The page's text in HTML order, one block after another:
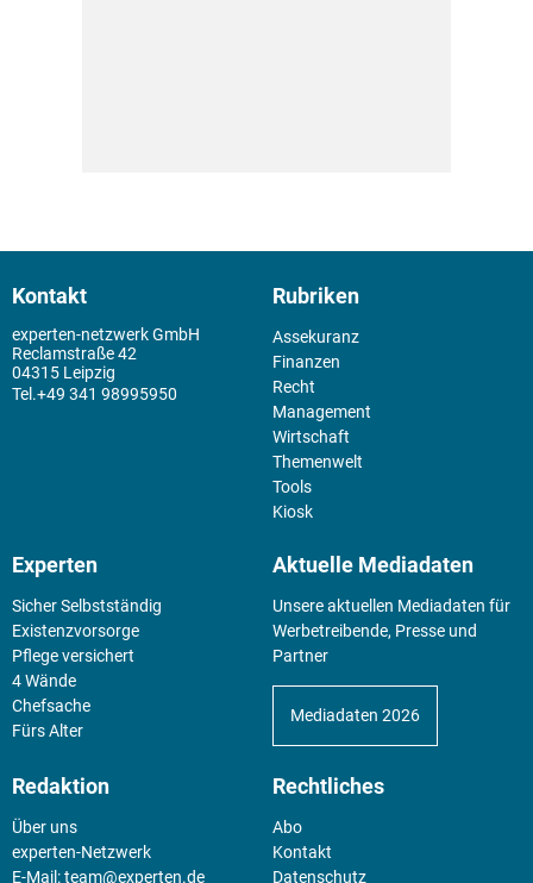
Kontakt
experten-netzwerk GmbH
Reclamstraße 42
04315 Leipzig
+49 341 98995950
Rubriken
Assekuranz
Finanzen
Recht
Management
Wirtschaft
Themenwelt
Tools
Kiosk
Experten
Sicher Selbstständig
Existenz­vorsorge
Pflege versichert
4 Wände
Chefsache
Fürs Alter
Aktuelle Mediadaten
Unsere aktuellen Mediadaten für
Werbetreibende, Presse und
Partner
Mediadaten 2026
Redaktion
Über uns
experten-Netzwerk
E-Mail:team@experten.de
Rechtliches
Abo
Kontakt
Datenschutz